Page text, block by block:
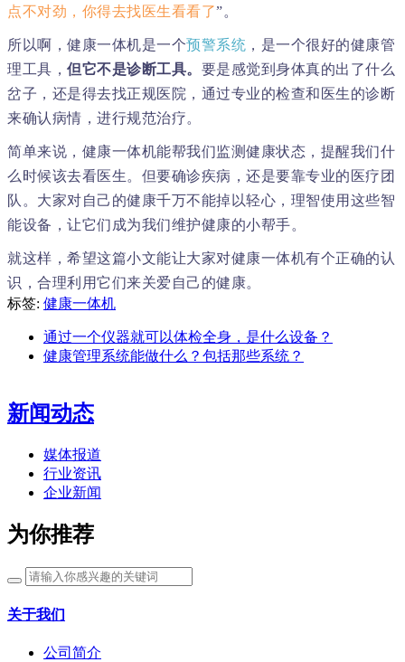
点不对劲，你得去找医生看看了”。
所以啊，健康一体机是一个预警系统 ，是一个很好的健康管
理工具， 但它不是诊断工具。 要是感觉到身体真的出了什么
岔子，还是得去找正规医院，通过专业的检查和医生的诊断
来确认病情，进行规范治疗。
简单来说，健康一体机能帮我们监测健康状态，提醒我们什
么时候该去看医生。但要确诊疾病，还是要靠专业的医疗团
队。大家对自己的健康千万不能掉以轻心，理智使用这些智
能设备，让它们成为我们维护健康的小帮手。
就这样，希望这篇小文能让大家对健康一体机有个正确的认
识，合理利用它们来关爱自己的健康。
标签: 健康一体机
通过一个仪器就可以体检全身，是什么设备？
健康管理系统能做什么？包括那些系统？
新闻动态
媒体报道
行业资讯
企业新闻
为你推荐
关于我们
公司简介